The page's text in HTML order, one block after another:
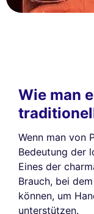
Wie man
Wenn man von
Bedeutung der
Eines der
Brauch, bei
können, um
unterstützen.